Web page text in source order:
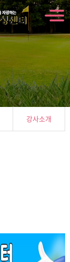
강사소개